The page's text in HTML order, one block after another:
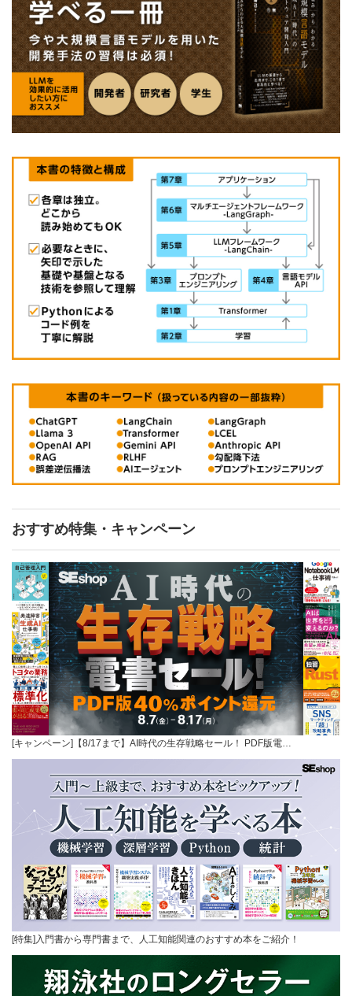
おすすめ特集・キャンペーン
[キャンペーン]【8/17まで】AI時代の生存戦略セール！ PDF版電…
[特集]入門書から専門書まで、人工知能関連のおすすめ本をご紹介！